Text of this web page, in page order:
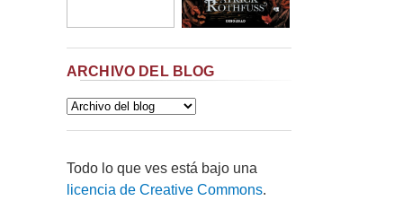
ARCHIVO DEL BLOG
Todo lo que ves está bajo una
licencia de Creative Commons.